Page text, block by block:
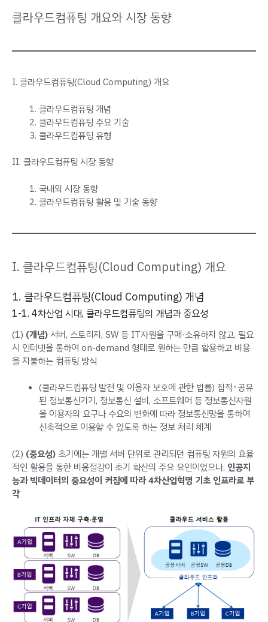
클라우드컴퓨팅 개요와 시장 동향
I. 클라우드컴퓨팅(Cloud Computing) 개요
클라우드컴퓨팅 개념
클라우드컴퓨팅 주요 기술
클라우드컴퓨팅 유형
II. 클라우드컴퓨팅 시장 동향
국내외 시장 동향
클라우드컴퓨팅 활용 및 기술 동향
I. 클라우드컴퓨팅(Cloud Computing) 개요
1. 클라우드컴퓨팅(Cloud Computing) 개념
1-1. 4차산업 시대, 클라우드컴퓨팅의 개념과 중요성
(1) (개념) 서버, 스토리지, SW 등 IT자원을 구매·소유하지 않고, 필요
시 인터넷을 통하여 on-demand 형태로 원하는 만큼 활용하고 비용
을 지불하는 컴퓨팅 방식
(클라우드컴퓨팅 발전 및 이용자 보호에 관한 법률) 집적･공유
된 정보통신기기, 정보통신 설비, 소프트웨어 등 정보통신자원
을 이용자의 요구나 수요의 변화에 따라 정보통신망을 통하여
신축적으로 이용할 수 있도록 하는 정보 처리 체계
(2) (중요성)초기에는 개별 서버 단위로 관리되던 컴퓨팅 자원의 효율
적인 활용을 통한 비용절감이 초기 확산의 주요 요인이었으나, 인공지
능과 빅데이터의 중요성이 커짐에 따라 4차산업혁명 기초 인프라로 부
각